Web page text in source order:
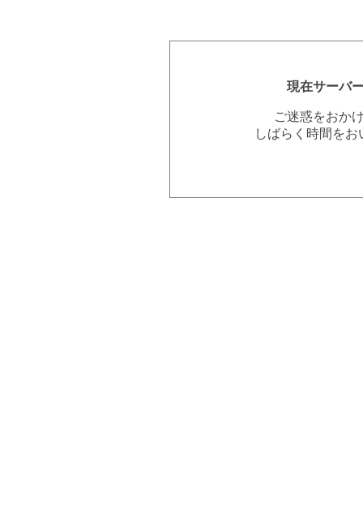
現在サーバ
ご迷惑をおか
しばらく時間を